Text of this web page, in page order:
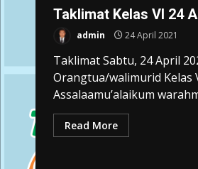
Taklimat Kelas VI 24
admin 24 April 2021
Taklimat Sabtu, 24 April
Orangtua/walimurid Kelas
Assalaamu’alaikum
Read More